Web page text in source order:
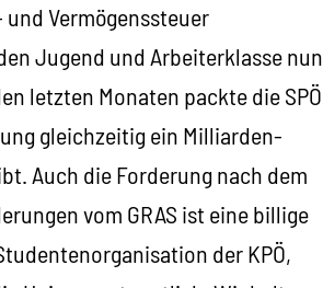
Vermögenssteuer
Jugend und Arbeiterklasse nun
letzten Monaten packte die SPÖ
gleichzeitig ein Milliarden-
Auch die Forderung nach dem
vom GRAS ist eine billige
der KPÖ,